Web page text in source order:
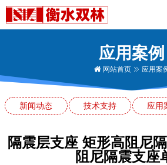
应用案例
网站首页 应用案
新闻动态 技术支持 应用
隔震层支座 矩形高阻尼
阻尼隔震支座